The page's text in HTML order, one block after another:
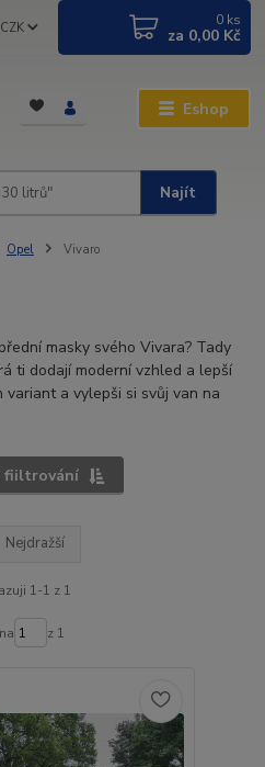
Eshop
CZK
Najít
0 ks
za 0,00 Kč
Opel Vivaro
masky svého Vivara? Tady
ti dodají moderní vzhled a lepší
a vylepši si svůj van na
fiiltrování
Nejdražší
1-1 z 1
z 1